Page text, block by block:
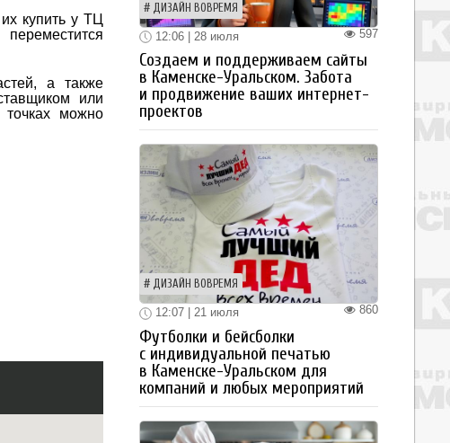
купить у ТЦ
а также
или
можно
ДИЗАЙН ВОВРЕМЯ
597
12:06 | 28 июля
Создаем и поддерживаем сайты
в Каменске-Уральском. Забота
и продвижение ваших интернет-
проектов
ДИЗАЙН ВОВРЕМЯ
860
12:07 | 21 июля
Футболки и бейсболки
с индивидуальной печатью
в Каменске-Уральском для
компаний и любых мероприятий